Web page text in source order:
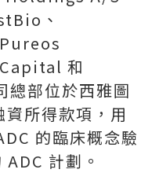
、
和
總部位於西雅圖
所得款項，用
的臨床概念驗
計劃。